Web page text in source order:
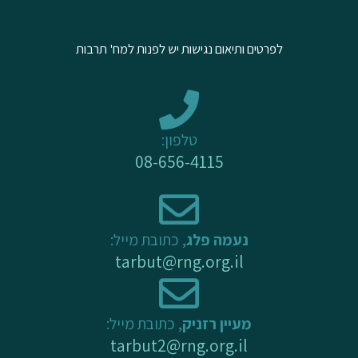
g
o
k
-
f
b
לפרטים ותיאום נגישות יש לפנות למח' תרבות
טלפון:
08-656-4115
נעמה פלג, כתובת מייל:
tarbut@rng.org.il
מעיין רזניק, כתובת מייל:
tarbut2@rng.org.il